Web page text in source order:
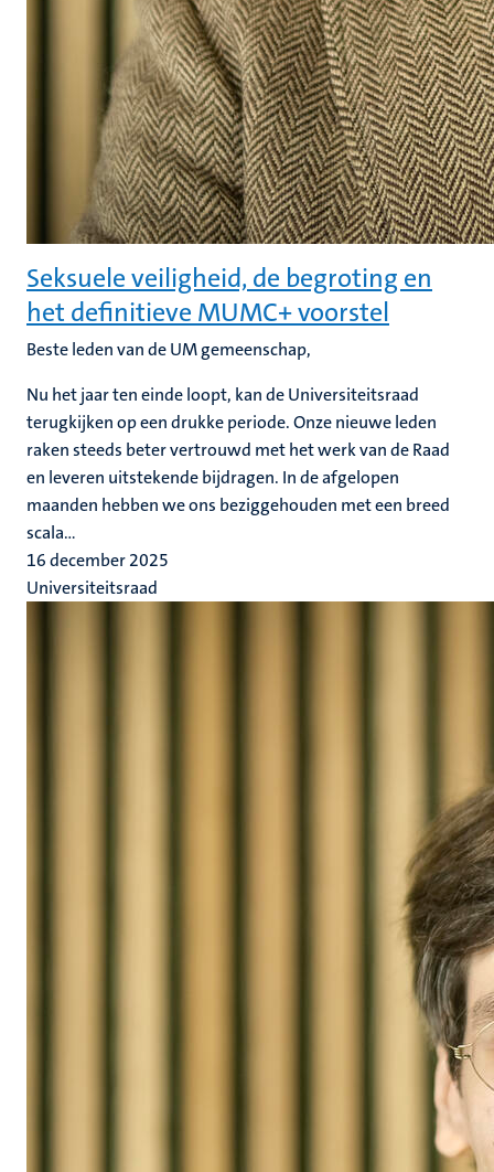
Seksuele veiligheid, de begroting en
het definitieve MUMC+ voorstel
Beste leden van de UM gemeenschap,
Nu het jaar ten einde loopt, kan de Universiteitsraad
terugkijken op een drukke periode. Onze nieuwe leden
raken steeds beter vertrouwd met het werk van de Raad
en leveren uitstekende bijdragen. In de afgelopen
maanden hebben we ons beziggehouden met een breed
scala...
16 december 2025
Universiteitsraad